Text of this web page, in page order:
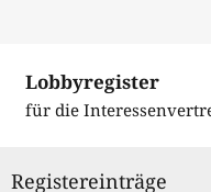
Lobbyregister
für die
Registereinträge